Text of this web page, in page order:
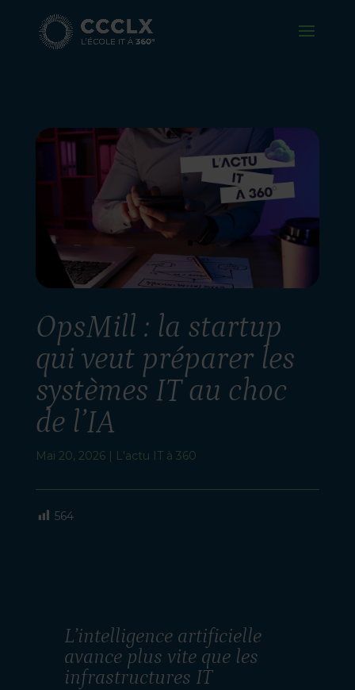
OpsMill : la startup
qui veut préparer les
systèmes IT au choc
de l’IA
Mai 20, 2026| L'actu IT à 360
564
L’intelligence artificielle
avance plus vite que les
infrastructures IT